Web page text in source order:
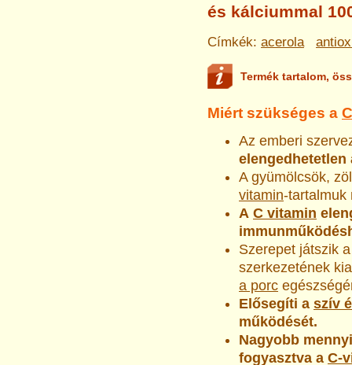
és kálciummal
Címkék: acerola
Termék tartalom,
Miért szükséges a
Az emberi
A gyümölcsök,
vitamin-tartalmuk
A C vitamin
Szerepet játszik
szerkezetének
a porc
Elősegíti a szív
működését.
Nagyobb
fogyasztva a C-